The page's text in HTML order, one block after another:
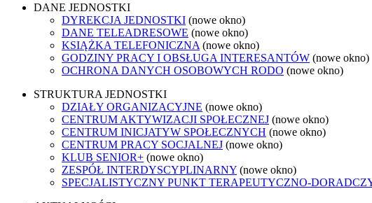
DANE JEDNOSTKI
DYREKCJA JEDNOSTKI (nowe okno)
DANE TELEADRESOWE (nowe okno)
KSIĄŻKA TELEFONICZNA (nowe okno)
GODZINY PRACY I OBSŁUGA INTERESANTÓW (nowe okno)
OCHRONA DANYCH OSOBOWYCH RODO (nowe okno)
STRUKTURA JEDNOSTKI
DZIAŁY ORGANIZACYJNE (nowe okno)
CENTRUM AKTYWIZACJI SPOŁECZNEJ (nowe okno)
CENTRUM INICJATYW SPOŁECZNYCH (nowe okno)
CENTRUM PRACY SOCJALNEJ (nowe okno)
KLUB SENIOR+ (nowe okno)
ZESPÓŁ INTERDYSCYPLINARNY (nowe okno)
SPECJALISTYCZNY PUNKT TERAPEUTYCZNO-